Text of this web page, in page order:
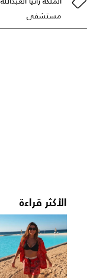
مستشفى
الأكثر قراءة